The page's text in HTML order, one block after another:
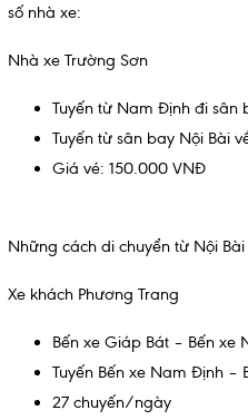
số nhà xe:
Nhà xe Trường Sơn
Tuyến từ Nam Định đi sân
Tuyến từ sân bay Nội Bài
Giá vé: 150.000 VNĐ
Những cách di chuyển từ Nội
Xe khách Phương Trang
Bến xe Giáp Bát – Bến
Tuyến Bến xe Nam Định –
27 chuyến/ngày